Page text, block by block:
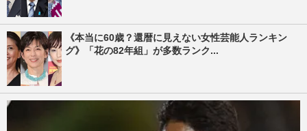
《本当に60歳？還暦に見えない女性芸能人ランキン
グ》「花の82年組」が多数ランク...